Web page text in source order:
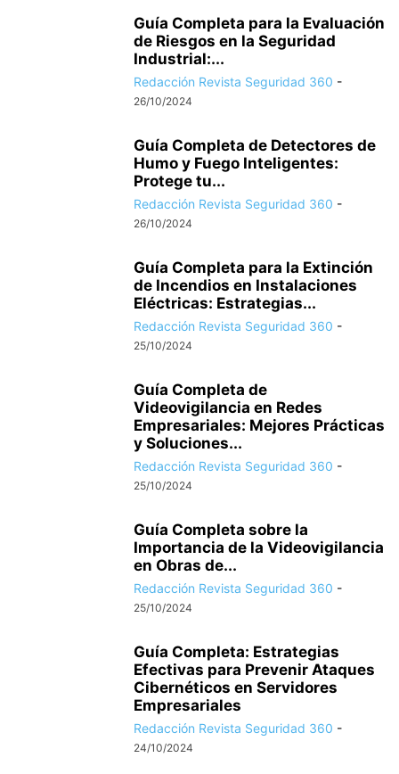
Guía Completa para la Evaluación
de Riesgos en la Seguridad
Industrial:...
Redacción Revista Seguridad 360 -
26/10/2024
Guía Completa de Detectores de
Humo y Fuego Inteligentes:
Protege tu...
Redacción Revista Seguridad 360 -
26/10/2024
Guía Completa para la Extinción
de Incendios en Instalaciones
Eléctricas: Estrategias...
Redacción Revista Seguridad 360 -
25/10/2024
Guía Completa de
Videovigilancia en Redes
Empresariales: Mejores Prácticas
y Soluciones...
Redacción Revista Seguridad 360 -
25/10/2024
Guía Completa sobre la
Importancia de la Videovigilancia
en Obras de...
Redacción Revista Seguridad 360 -
25/10/2024
Guía Completa: Estrategias
Efectivas para Prevenir Ataques
Cibernéticos en Servidores
Empresariales
Redacción Revista Seguridad 360 -
24/10/2024